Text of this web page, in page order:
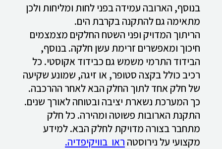
בנוסף, הארובה עמידה בפני לחות ומליחות ולכן
מתאימה גם להתקנה בקרבת הים.
הריתוך המדויק ופני השטח החלקים מצמצמים
חיכוך ומאפשרים זרימת עשן חלקה. בנוסף,
הבידוד התרמי משמש גם כבידוד אקוסטי. כל
רכיב כולל בקצה סטופר, או זיגה, שמונע שקיעה
של חלק אחד לתוך החלק הבא לאחר ההרכבה.
כך המערכת נשארת יציבה ובטוחה לאורך שנים.
התקנת הארובות פשוטה ומהירה. כל חלק
מתחבר בצורה מדויקת לחלק הבא. למידע
מקצועי על נירוסטה ראו בוויקיפדיה.